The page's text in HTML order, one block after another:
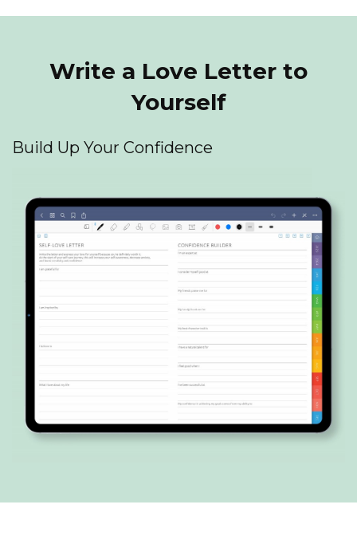
Write a Love Letter to
Yourself
Build Up Your Confidence